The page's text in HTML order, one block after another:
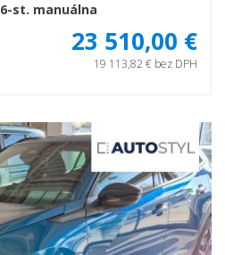
6-st. manuálna
23 510,00 €
19 113,82 € bez DPH